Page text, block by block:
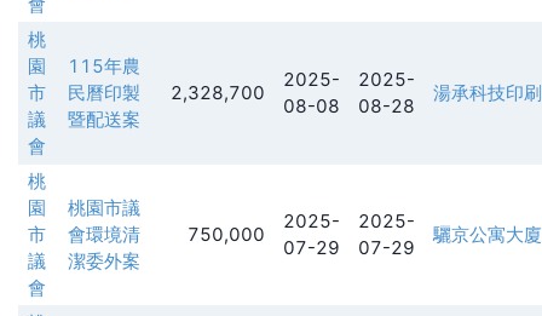
桃
園
市
議
會
115年農
民曆印製
暨配送案
2,328,700
2025-
08-08
2025-
08-28
湯承科技印
桃
園
市
議
會
桃園市議
會環境清
潔委外案
750,000
2025-
07-29
2025-
07-29
驪京公寓大